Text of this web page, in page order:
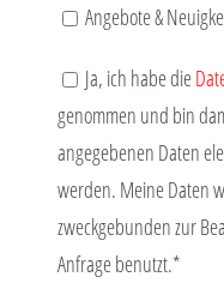
Angebote &
Ja, ich habe die
genommen und bin
angegebenen Daten
werden. Meine Daten
zweckgebunden zur
Anfrage benutzt.*